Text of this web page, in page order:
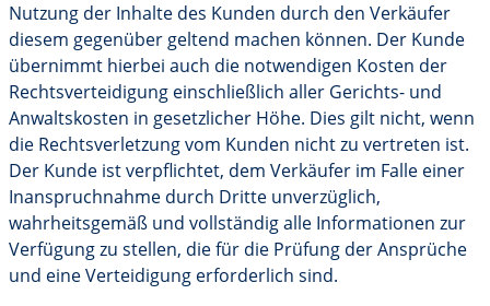
Nutzung der Inhalte des Kunden durch den Verkäufer
diesem gegenüber geltend machen können. Der Kunde
übernimmt hierbei auch die notwendigen Kosten der
Rechtsverteidigung einschließlich aller Gerichts- und
Anwaltskosten in gesetzlicher Höhe. Dies gilt nicht, wenn
die Rechtsverletzung vom Kunden nicht zu vertreten ist.
Der Kunde ist verpflichtet, dem Verkäufer im Falle einer
Inanspruchnahme durch Dritte unverzüglich,
wahrheitsgemäß und vollständig alle Informationen zur
Verfügung zu stellen, die für die Prüfung der Ansprüche
und eine Verteidigung erforderlich sind.